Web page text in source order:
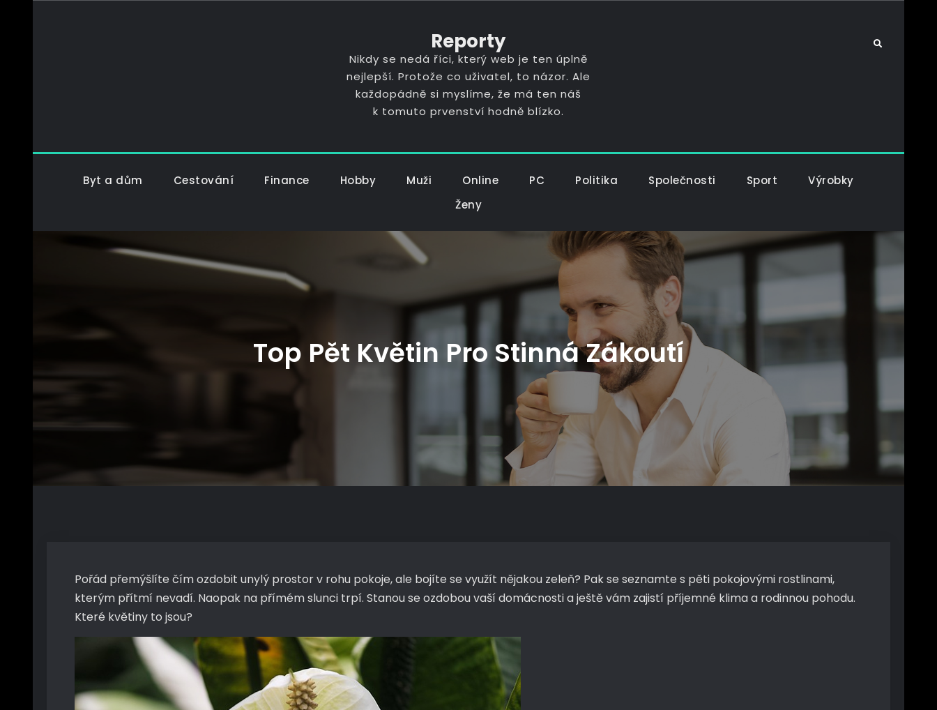
Reporty
Nikdy se nedá říci, který web je ten úplně
nejlepší. Protože co uživatel, to názor. Ale
každopádně si myslíme, že má ten náš
k tomuto prvenství hodně blízko.
Search
Byt a dům Cestování Finance Hobby Muži Online PC Politika Společnosti Sport
Výrobky
Ženy
Top Pět Květin Pro Stinná Zákoutí
Pořád přemýšlíte čím ozdobit unylý prostor v rohu pokoje, ale bojíte se využít nějakou zeleň? Pak se seznamte s pěti pokojovými rostlinami,
kterým přítmí nevadí. Naopak na přímém slunci trpí. Stanou se ozdobou vaší domácnosti a ještě vám zajistí příjemné klima a rodinnou pohodu.
Které květiny to jsou?